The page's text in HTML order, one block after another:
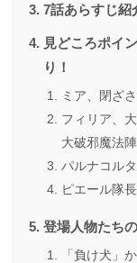
7話あらすじ紹
見どころポイ
り！
ミア、閉ざ
フィリア、
大破邪魔法
パルナコル
ピエール隊
登場人物たち
「負け犬」